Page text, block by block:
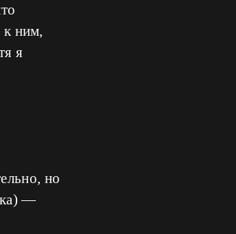
к ним,
я
но
—